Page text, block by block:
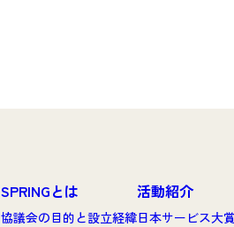
SPRINGとは
協議会の目的と設立経緯
活動紹介
日本サービス大賞